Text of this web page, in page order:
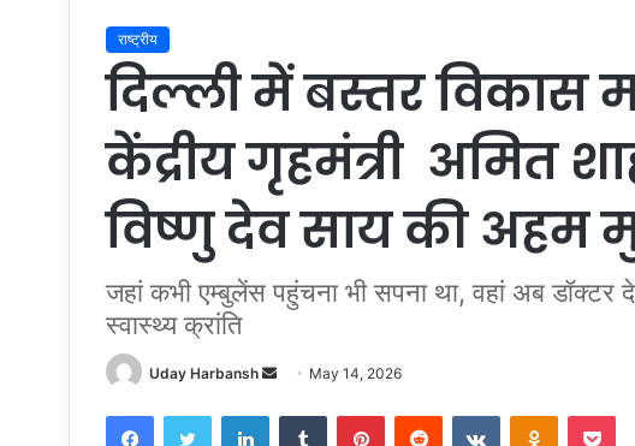
राष्ट्रीय
दिल्ली में बस्तर विकास
केंद्रीय गृहमंत्री अमित
विष्णु देव साय की अहम
जहां कभी एम्बुलेंस पहुंचना भी सपना था, वहां अब
स्वास्थ्य क्रांति
Uday Harbansh
Send
email
May 14, 2026
FacebookTwitter LinkedInTumblr PinterestReddit VKontakte